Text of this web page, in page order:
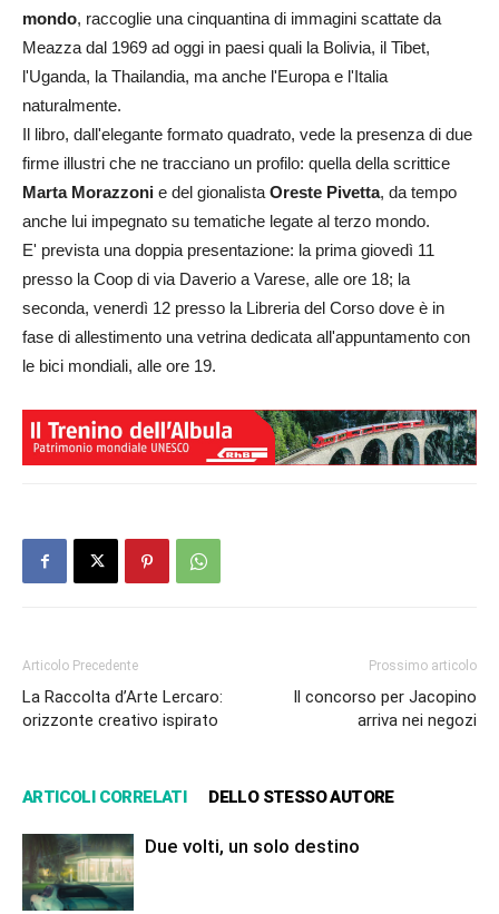
mondo, raccoglie una cinquantina di immagini scattate da
Meazza dal 1969 ad oggi in paesi quali la Bolivia, il Tibet,
l'Uganda, la Thailandia, ma anche l'Europa e l'Italia
naturalmente.
Il libro, dall'elegante formato quadrato, vede la presenza di due
firme illustri che ne tracciano un profilo: quella della scrittice
Marta Morazzoni e del gionalista Oreste Pivetta, da tempo
anche lui impegnato su tematiche legate al terzo mondo.
E' prevista una doppia presentazione: la prima giovedì 11
presso la Coop di via Daverio a Varese, alle ore 18; la
seconda, venerdì 12 presso la Libreria del Corso dove è in
fase di allestimento una vetrina dedicata all'appuntamento con
le bici mondiali, alle ore 19.
Articolo Precedente
La Raccolta d’Arte Lercaro:
orizzonte creativo ispirato
Prossimo articolo
Il concorso per Jacopino
arriva nei negozi
ARTICOLI CORRELATI DELLO STESSO AUTORE
Due volti, un solo destino